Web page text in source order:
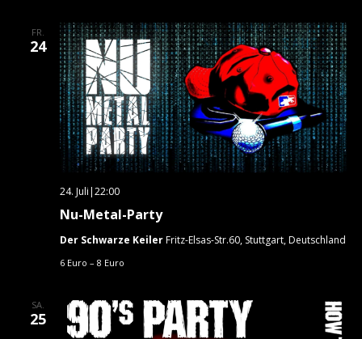
FR.
24
Nu-Metal-Party
24. Juli|22:00
Der Schwarze KeilerFritz-Elsas-Str.60, Stuttgart, Deutschland
6 Euro – 8 Euro
SA.
25